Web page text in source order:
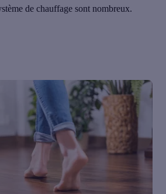
de chauffage sont nombreux.